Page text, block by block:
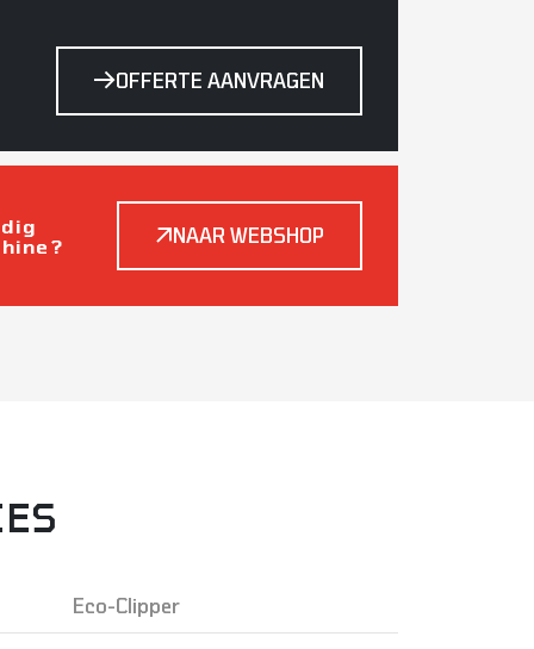
OFFERTE AANVRAGEN
NAAR WEBSHOP
Eco-Clipper